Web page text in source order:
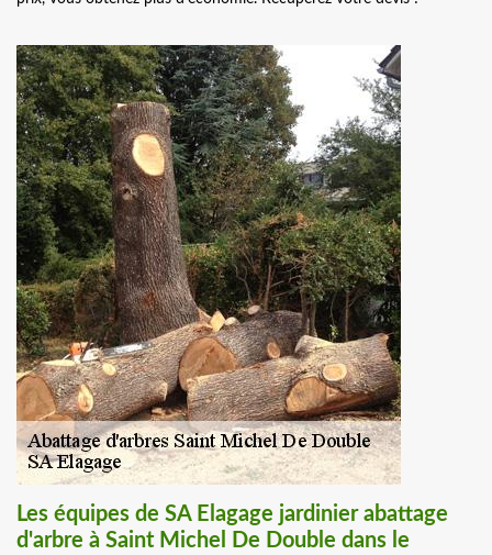
Les équipes de SA Elagage jardinier abattage
d'arbre à Saint Michel De Double dans le